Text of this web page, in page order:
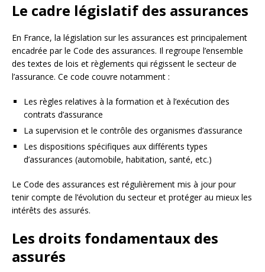
Le cadre législatif des assurances
En France, la législation sur les assurances est principalement
encadrée par le Code des assurances. Il regroupe l’ensemble
des textes de lois et règlements qui régissent le secteur de
l’assurance. Ce code couvre notamment :
Les règles relatives à la formation et à l’exécution des
contrats d’assurance
La supervision et le contrôle des organismes d’assurance
Les dispositions spécifiques aux différents types
d’assurances (automobile, habitation, santé, etc.)
Le Code des assurances est régulièrement mis à jour pour
tenir compte de l’évolution du secteur et protéger au mieux les
intérêts des assurés.
Les droits fondamentaux des
assurés